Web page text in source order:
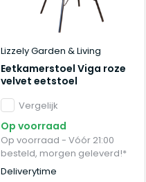
Lizzely Garden & Living
Eetkamerstoel Viga roze
velvet eetstoel
Vergelijk
Op voorraad
Op voorraad - Vóór 21:00
besteld, morgen geleverd!*
Deliverytime